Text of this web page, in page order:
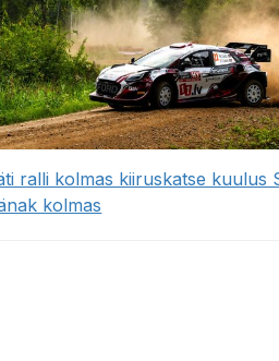
ralli kolmas kiiruskatse kuulus
kolmas